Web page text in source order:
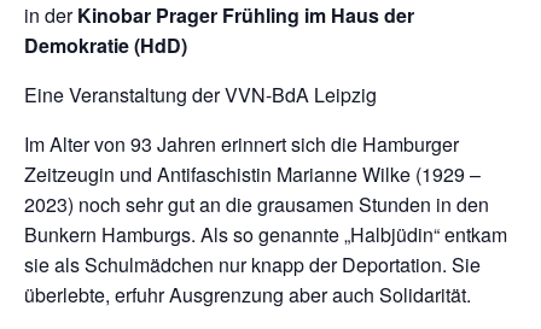
in derKinobar Prager Frühling im Haus der
Demokratie (HdD)
Eine Veranstaltung der VVN-BdA Leipzig
Im Alter von 93 Jahren erinnert sich die Hamburger
Zeitzeugin und Antifaschistin Marianne Wilke (1929 –
2023) noch sehr gut an die grausamen Stunden in den
Bunkern Hamburgs. Als so genannte „Halbjüdin“ entkam
sie als Schulmädchen nur knapp der Deportation. Sie
überlebte, erfuhr Ausgrenzung aber auch Solidarität.